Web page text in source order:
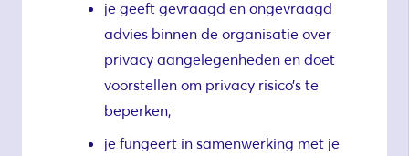
je geeft gevraagd en ongevraagd
advies binnen de organisatie over
privacy aangelegenheden en doet
voorstellen om privacy risico’s te
beperken;
je fungeert in samenwerking met je